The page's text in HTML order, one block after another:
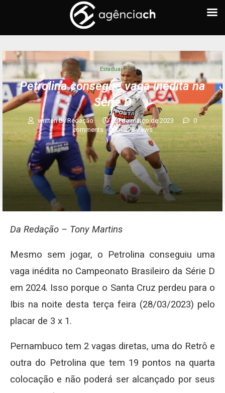
Estaduais
Petrolina consegue vaga inédita na
Série D
written byRedação 29 de março de 2023
0
comments
278views
Da Redação – Tony Martins
Mesmo sem jogar, o Petrolina conseguiu uma
vaga inédita no Campeonato Brasileiro da Série D
em 2024. Isso porque o Santa Cruz perdeu para o
Ibis na noite desta terça feira (28/03/2023) pelo
placar de 3 x 1.
Pernambuco tem 2 vagas diretas, uma do Retrô e
outra do Petrolina que tem 19 pontos na quarta
colocação e não poderá ser alcançado por seus